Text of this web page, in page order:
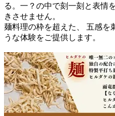
る。一？の中で刻一刻と表情
きさせません。
麺料理の枠を超えた、 五感を
うな体験をご提供します。